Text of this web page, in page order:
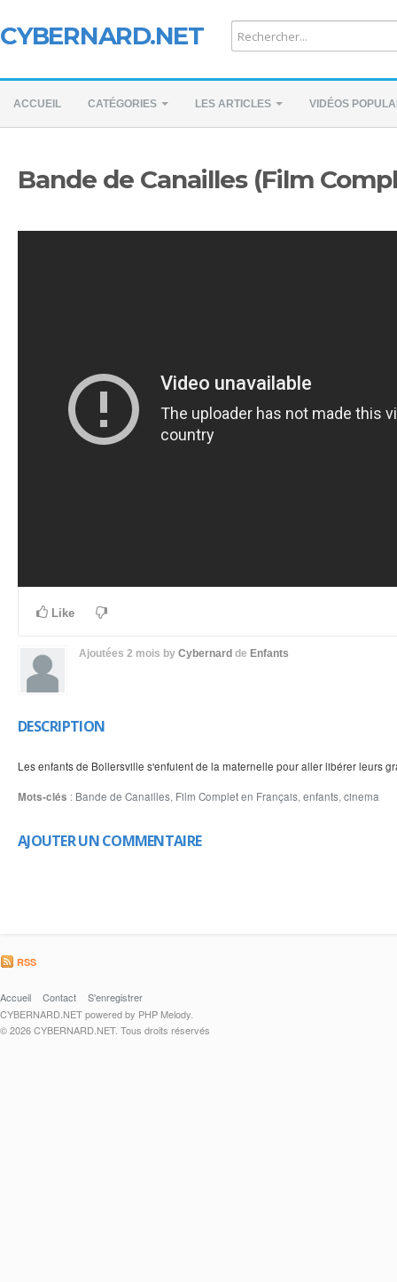
CYBERNARD.NET
ACCUEIL CATÉGORIES LES ARTICLES VIDÉOS
Bande de Canailles (Film
Like
Ajoutées 2 mois by Cybernard de Enfants
DESCRIPTION
Les enfants de Bollersville s'enfuient de la maternelle pour aller libérer leurs
Mots-clés : Bande de Canailles, Film Complet en Français, enfants, cinema
AJOUTER UN COMMENTAIRE
RSS
Accueil Contact
S'enregistrer
CYBERNARD.NET powered by PHP Melody.
© 2026 CYBERNARD.NET. Tous droits réservés